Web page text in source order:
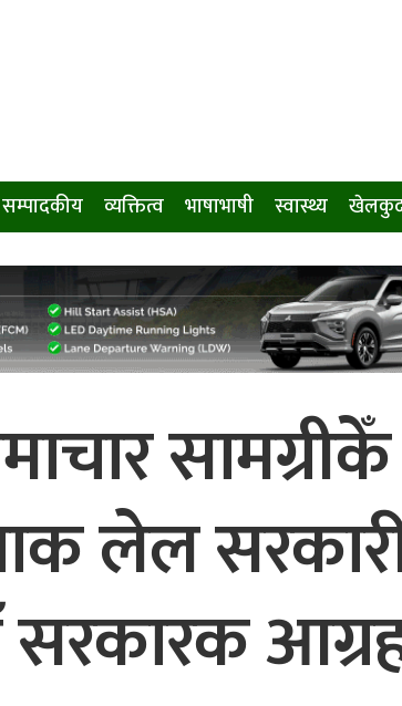
सम्पादकीय व्यक्तित्व भाषाभाषी स्वास्थ्य
सामग्रीकेँ
लेल
सरकारक